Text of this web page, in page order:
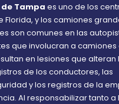
Tampa es uno de los
Florida, y los camiones
son comunes en las
que involucran a camiones
en lesiones que alteran
de los conductores, las
y los registros de la
Al responsabilizar tanto a